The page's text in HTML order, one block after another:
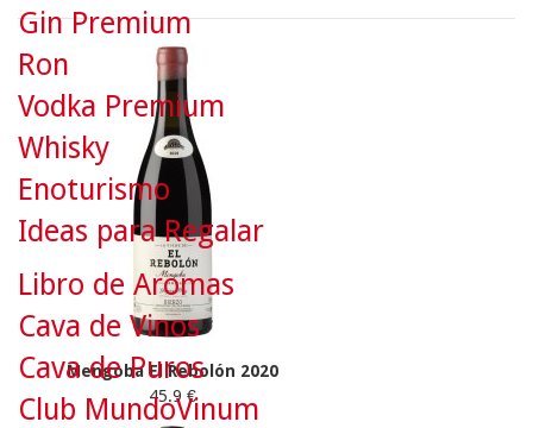
Mengoba El Rebolón 2020
45.9 €
Gin Premium
Ron
Vodka Premium
Whisky
Enoturismo
Ideas para Regalar
Libro de Aromas
Cava de Vinos
Cava de Puros
Club MundoVinum